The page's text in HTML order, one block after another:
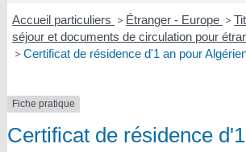
Accueil particuliers > Étranger - Europe >
séjour et documents de circulation pour
> Certificat de résidence d'1 an pour
Fiche pratique
Certificat de résidence